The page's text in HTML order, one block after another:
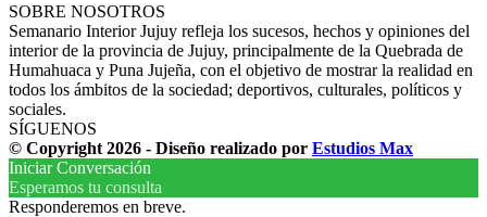
SOBRE NOSOTROS
Semanario Interior Jujuy refleja los sucesos, hechos y opiniones del
interior de la provincia de Jujuy, principalmente de la Quebrada de
Humahuaca y Puna Jujeña, con el objetivo de mostrar la realidad en
todos los ámbitos de la sociedad; deportivos, culturales, políticos y
sociales.
SÍGUENOS
© Copyright 2026 - Diseño realizado por Estudios Max
Iniciar Conversación
Esperamos tu consulta
Responderemos en breve.